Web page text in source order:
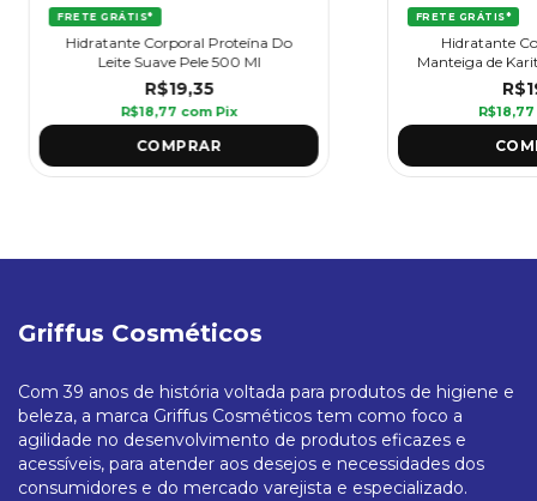
FRETE GRÁTIS*
Hidratante Corporal Proteína Do
Leite Suave Pele 500 Ml
R$19,35
R$18,77 com Pix
FRETE GRÁTIS*
Hidratante
Manteiga de
ml -
R$18,77
Griffus Cosméticos
Com 39 anos de história voltada para produtos de higiene e
beleza, a marca Griffus Cosméticos tem como foco a
agilidade no desenvolvimento de produtos eficazes e
acessíveis, para atender aos desejos e necessidades dos
consumidores e do mercado varejista e especializado.